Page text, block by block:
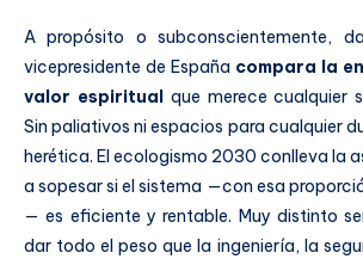
A propósito o subconscientemente,
vicepresidente de España compara la
valor espiritual que merece cualquier
Sin paliativos ni espacios para cualquier
herética. El ecologismo 2030 conlleva la
a sopesar si el sistema —con esa
— es eficiente y rentable. Muy distinto
dar todo el peso que la ingeniería, la